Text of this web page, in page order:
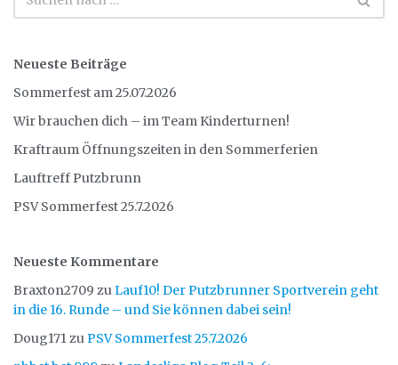
Neueste Beiträge
Sommerfest am 25.07.2026
Wir brauchen dich – im Team Kinderturnen!
Kraftraum Öffnungszeiten in den Sommerferien
Lauftreff Putzbrunn
PSV Sommerfest 25.7.2026
Neueste Kommentare
Braxton2709 zuLauf10! Der Putzbrunner Sportverein geht
in die 16. Runde – und Sie können dabei sein!
Doug171zuPSV Sommerfest 25.7.2026